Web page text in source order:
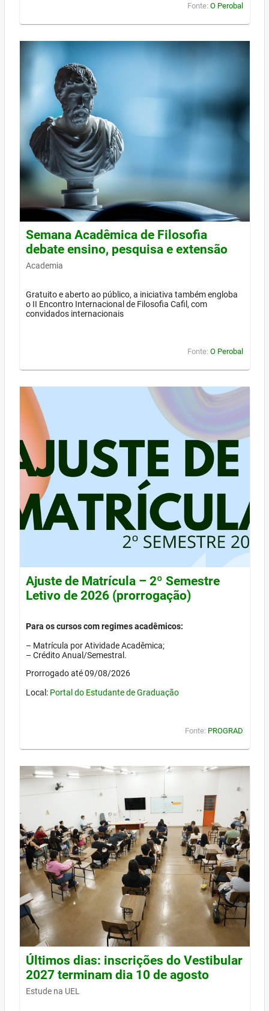
Fonte: O Perobal
Semana Acadêmica de Filosofia
debate ensino, pesquisa e extensão
Academia
Gratuito e aberto ao público, a iniciativa também engloba
o II Encontro Internacional de Filosofia Cafil, com
convidados internacionais
Fonte: O Perobal
Ajuste de Matrícula – 2º Semestre
Letivo de 2026 (prorrogação)
Para os cursos com regimes acadêmicos:
– Matrícula por Atividade Acadêmica;
– Crédito Anual/Semestral.
Prorrogado até 09/08/2026
Local: Portal do Estudante de Graduação
Fonte: PROGRAD
Últimos dias: inscrições do Vestibular
2027 terminam dia 10 de agosto
Estude na UEL